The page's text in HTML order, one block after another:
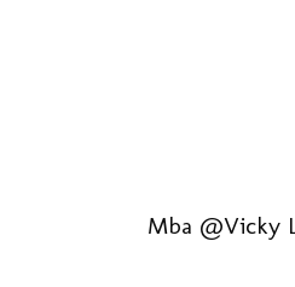
Mba @Vicky